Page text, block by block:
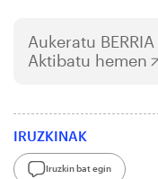
Aukeratu BERRIA
Aktibatu hemen
IRUZKINAK
Iruzkin bat egin